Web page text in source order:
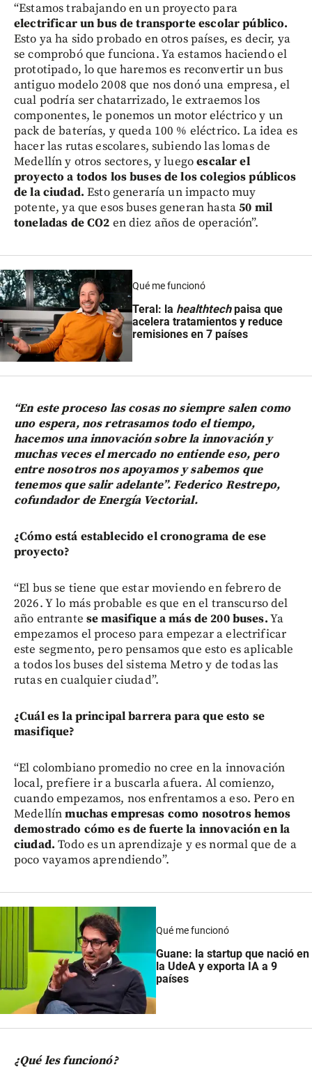
“Estamos trabajando en un proyecto para
electrificar un bus de transporte escolar público.
Esto ya ha sido probado en otros países, es decir, ya
se comprobó que funciona. Ya estamos haciendo el
prototipado, lo que haremos es reconvertir un bus
antiguo modelo 2008 que nos donó una empresa, el
cual podría ser chatarrizado, le extraemos los
componentes, le ponemos un motor eléctrico y un
pack de baterías, y queda 100 % eléctrico. La idea es
hacer las rutas escolares, subiendo las lomas de
Medellín y otros sectores, y luegoescalar el
proyecto a todos los buses de los colegios públicos
de la ciudad.Esto generaría un impacto muy
potente, ya que esos buses generan hasta50 mil
toneladas de CO2 en diez años de operación”.
Qué me funcionó
Teral: la healthtechpaisa que
acelera tratamientos y reduce
remisiones en 7 países
“En este proceso las cosas no siempre salen como
uno espera, nos retrasamos todo el tiempo,
hacemos una innovación sobre la innovación y
muchas veces el mercado no entiende eso, pero
entre nosotros nos apoyamos y sabemos que
tenemos que salir adelante”. Federico Restrepo,
cofundador de Energía Vectorial.
¿Cómo está establecido el cronograma de ese
proyecto?
“El bus se tiene que estar moviendo en febrero de
2026. Y lo más probable es que en el transcurso del
año entrante se masifique a más de 200 buses.Ya
empezamos el proceso para empezar a electrificar
este segmento, pero pensamos que esto es aplicable
a todos los buses del sistema Metro y de todas las
rutas en cualquier ciudad”.
¿Cuál es la principal barrera para que esto se
masifique?
“El colombiano promedio no cree en la innovación
local, prefiere ir a buscarla afuera. Al comienzo,
cuando empezamos, nos enfrentamos a eso. Pero en
Medellínmuchas empresas como nosotros hemos
demostrado cómo es de fuerte la innovación en la
ciudad.Todo es un aprendizaje y es normal que de a
poco vayamos aprendiendo”.
Qué me funcionó
Guane: la startup que nació en
la UdeA y exporta IA a 9
países
¿Qué les funcionó?